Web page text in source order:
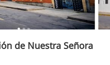
de Nuestra Señora